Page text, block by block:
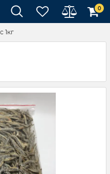
0
1кг